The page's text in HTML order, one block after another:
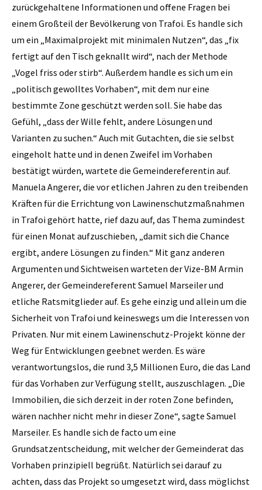
zurückgehaltene Informationen und offene Fragen bei
einem Großteil der Bevölkerung von Trafoi. Es handle sich
um ein „Maximalprojekt mit minimalen Nutzen“, das „fix
fertigt auf den Tisch geknallt wird“, nach der Methode
„Vogel friss oder stirb“. Außerdem handle es sich um ein
„politisch gewolltes Vorhaben“, mit dem nur eine
bestimmte Zone geschützt werden soll. Sie habe das
Gefühl, „dass der Wille fehlt, andere Lösungen und
Varianten zu suchen.“ Auch mit Gutachten, die sie selbst
eingeholt hatte und in denen Zweifel im Vorhaben
bestätigt würden, wartete die Gemeindereferentin auf.
Manuela Angerer, die vor etlichen Jahren zu den treibenden
Kräften für die Errichtung von Lawinenschutzmaßnahmen
in Trafoi gehört hatte, rief dazu auf, das Thema zumindest
für einen Monat aufzuschieben, „damit sich die Chance
ergibt, andere Lösungen zu finden.“ Mit ganz anderen
Argumenten und Sichtweisen warteten der Vize-BM Armin
Angerer, der Gemeindereferent Samuel Marseiler und
etliche Ratsmitglieder auf. Es gehe einzig und allein um die
Sicherheit von Trafoi und keineswegs um die Interessen von
Privaten. Nur mit einem Lawinenschutz-Projekt könne der
Weg für Entwicklungen geebnet werden. Es wäre
verantwortungslos, die rund 3,5 Millionen Euro, die das Land
für das Vorhaben zur Verfügung stellt, auszuschlagen. „Die
Immobilien, die sich derzeit in der roten Zone befinden,
wären nachher nicht mehr in dieser Zone“, sagte Samuel
Marseiler. Es handle sich de facto um eine
Grundsatzentscheidung, mit welcher der Gemeinderat das
Vorhaben prinzipiell begrüßt. Natürlich sei darauf zu
achten, dass das Projekt so umgesetzt wird, dass möglichst